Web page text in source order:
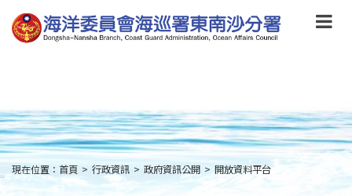
到
主
要
main
content
:::
現在位置： 首頁 > 行政資訊 > 政府資訊公開 > 開放資料平台